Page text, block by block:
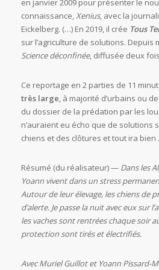
en janvier 2009 pour présenter le
connaissance,Xenius, avec la
Eickelberg. (…) En 2019, il crée Tous
sur l’agriculture de solutions. Depuis
Science déconfinée, diffusée deux
Ce reportage en 2 parties de 11
très large, à majorité d’urbains ou
du dossier de la prédation par les
n’auraient eu écho que de solutions
chiens et des clôtures et tout ira bien
Résumé (du réalisateur) — Dans les
Yoann vivent dans un stress
Autour de leur élevage, les chiens de
d’alerte. Je passe la nuit avec eux sur
les vaches sont rentrées chaque soir
protection sont tirés et électrifiés.
Avec Muriel Guillot et Yoann Pissard-